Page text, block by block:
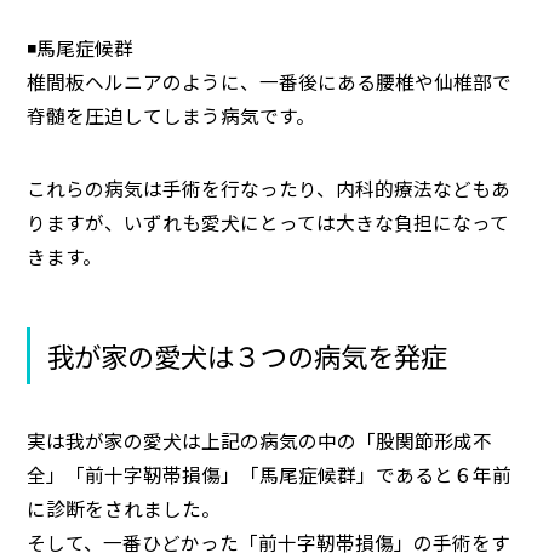
◾️馬尾症候群
椎間板ヘルニアのように、一番後にある腰椎や仙椎部で
脊髄を圧迫してしまう病気です。
これらの病気は手術を行なったり、内科的療法などもあ
りますが、いずれも愛犬にとっては大きな負担になって
きます。
我が家の愛犬は３つの病気を発症
実は我が家の愛犬は上記の病気の中の「股関節形成不
全」「前十字靭帯損傷」「馬尾症候群」であると６年前
に診断をされました。
そして、一番ひどかった「前十字靭帯損傷」の手術をす